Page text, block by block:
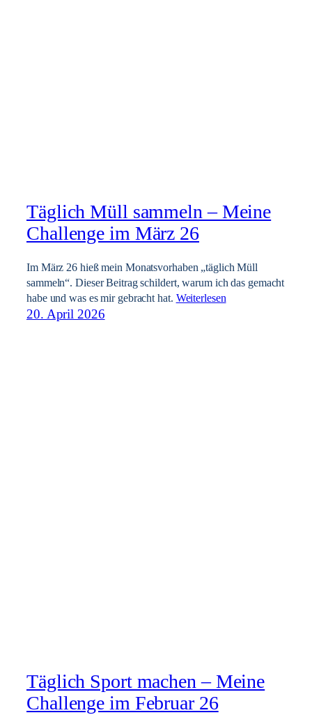
Täglich Müll sammeln – Meine
Challenge im März 26
Im März 26 hieß mein Monatsvorhaben „täglich Müll
sammeln“. Dieser Beitrag schildert, warum ich das gemacht
habe und was es mir gebracht hat. Weiterlesen
20. April 2026
Täglich Sport machen – Meine
Challenge im Februar 26